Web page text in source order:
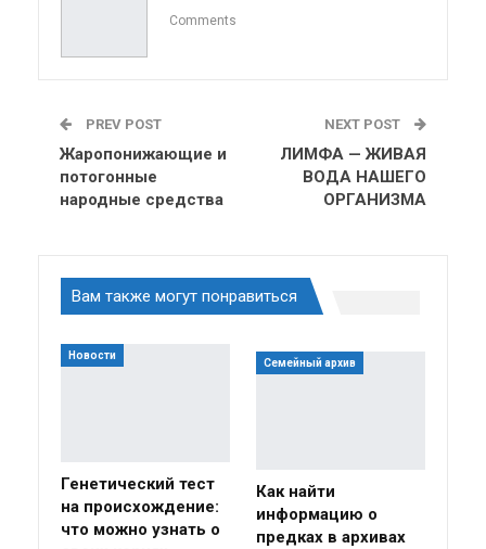
Linkedin
Comments
PREV POST
Жаропонижающие и
потогонные
народные средства
NEXT POST
ЛИМФА — ЖИВАЯ
ВОДА НАШЕГО
ОРГАНИЗМА
Вам также могут понравиться
Новости
Генетический тест
на происхождение:
что можно узнать о
Семейный архив
Как найти
информацию о
предках в архивах